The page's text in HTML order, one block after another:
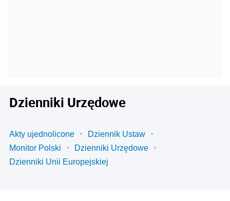
Dzienniki Urzędowe
Akty ujednolicone
Dziennik Ustaw
Monitor Polski
Dzienniki Urzędowe
Dzienniki Unii Europejskiej